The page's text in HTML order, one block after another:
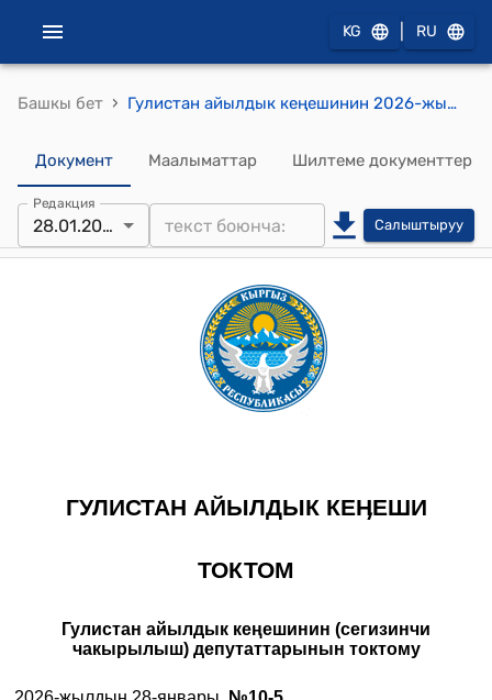
KG RU
Башкы бет › Гулистан айылдык кеңешинин 2026-жылдын 28-январындагы №10-5 Гулистан айыл аймагындагы мекеме уюмдардын, артезиандык скважиналардын,көчөлөрдүн жарыктандыруусуна 2026-жылга электр энергиясына болгон лимиттерди бекитүү жөнүндө токтом
Документ Маалыматтар Шилтеме документтер
Редакция
28.01.2026 Салыштыруу